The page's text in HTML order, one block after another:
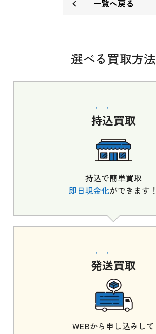
一覧へ戻る
選べる買取方法
持込買取
持込で簡単買取
即日現金化ができます！
発送買取
WEBから申し込みして